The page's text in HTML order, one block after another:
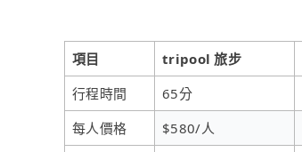
項目 tripool 旅步
行程時間
65分
每人價格
$580/人